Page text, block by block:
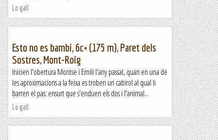
Lo gall
Esto no es bambi, 6c+ (175 m), Paret dels
Sostres, Mont-Roig
Inicien l'obertura Montse i Emili l'any passat, quan en una de
les aproximacions a la feixa es troben un cabirol al qual li
barren el pas: ensurt que s'enduen els dos i l'animal...
Lo gall